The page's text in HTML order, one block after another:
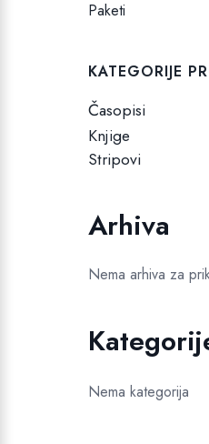
Paketi
KATEGORIJE
Časopisi
Knjige
Stripovi
Arhiva
Nema arhiva za
Nema kategorija